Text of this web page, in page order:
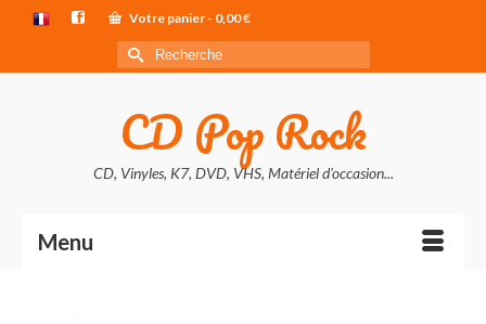
Votre panier - 0,00€
Rechercher :
CD Pop Rock
CD, Vinyles, K7, DVD, VHS, Matériel d'occasion...
Menu